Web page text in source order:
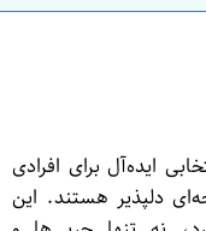
اوه، انتخابی ایده‌آل برای افرادی
دلپذیر هستند. این